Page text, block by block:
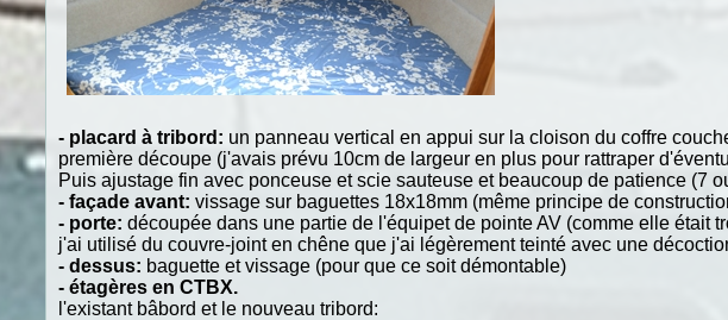
- placard à tribord: un panneau vertical en appui sur la cloison du coffre
première découpe (j'avais prévu 10cm de largeur en plus pour rattraper
Puis ajustage fin avec ponceuse et scie sauteuse et beaucoup de patience (7
- façade avant: vissage sur baguettes 18x18mm (même principe de
- porte: découpée dans une partie de l'équipet de pointe AV (comme elle était
j'ai utilisé du couvre-joint en chêne que j'ai légèrement teinté avec une
- dessus: baguette et vissage (pour que ce soit démontable)
- étagères en CTBX.
l'existant bâbord et le nouveau tribord: